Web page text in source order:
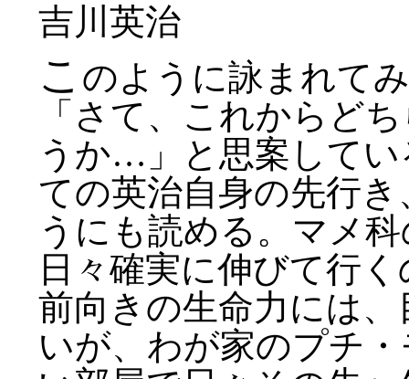
吉川英治
こ のように詠まれて
「さて、これからど
うか…」と思案して
ての英治自身の先行
うにも読める。マメ
日々確実に伸びて行
前向きの生命力には
いが、わが家のプチ